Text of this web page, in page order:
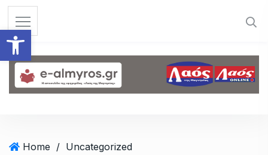
Ανοίξτε τη γραμμή
Home / Uncategorized